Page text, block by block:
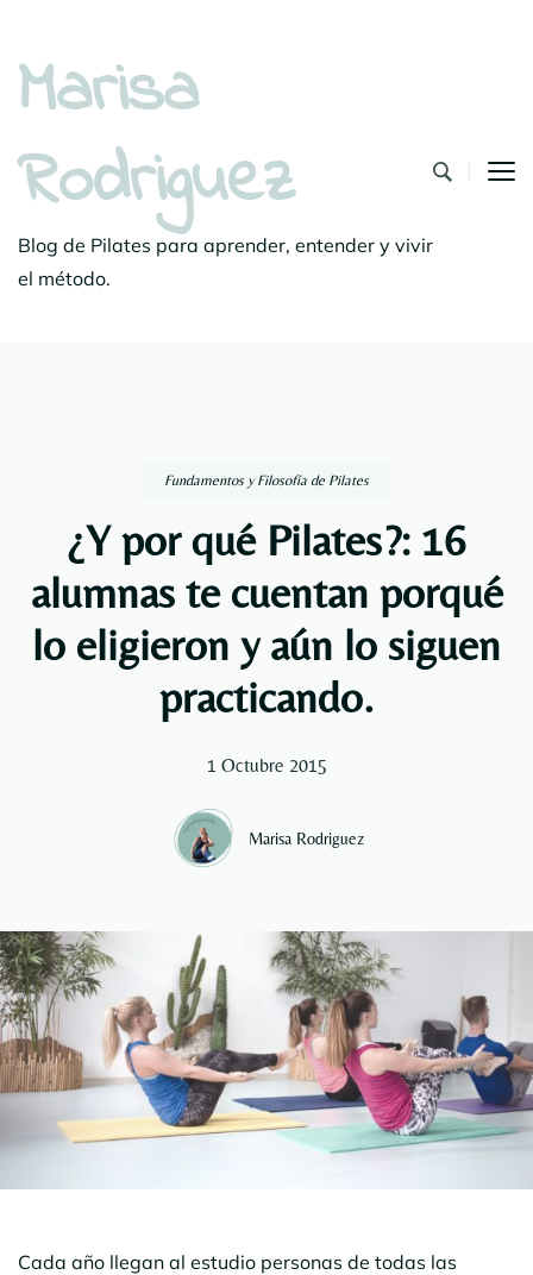
Marisa
Rodriguez
Blog de Pilates para aprender, entender y vivir
el método.
Fundamentos y Filosofía de Pilates
¿Y por qué Pilates?: 16
alumnas te cuentan porqué
lo eligieron y aún lo siguen
practicando.
1 Octubre 2015
Marisa Rodriguez
Cada año llegan al estudio personas de todas las